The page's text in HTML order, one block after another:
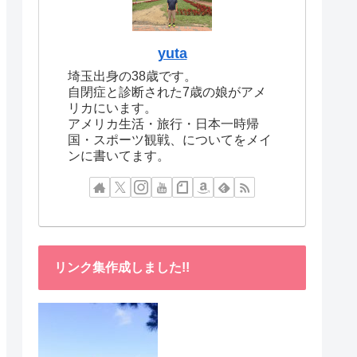
yuta
埼玉出身の38歳です。
自閉症と診断された7歳の娘がアメ
リカにいます。
アメリカ生活・旅行・日本一時帰
国・スポーツ観戦、についてをメイ
ンに書いてます。
リンク集作成しました!!